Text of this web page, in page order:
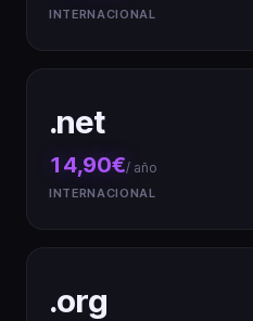
INTERNACIONAL
.net
14,90€/ año
INTERNACIONAL
.org